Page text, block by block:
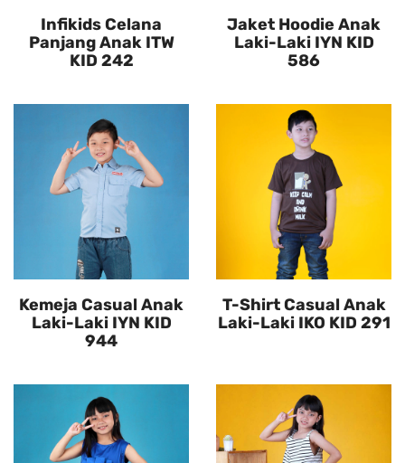
Infikids Celana
Panjang Anak ITW
KID 242
Jaket Hoodie Anak
Laki-Laki IYN KID
586
Kemeja Casual Anak
Laki-Laki IYN KID
944
T-Shirt Casual Anak
Laki-Laki IKO KID 291